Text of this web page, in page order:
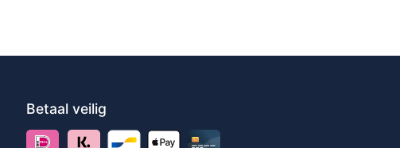
Betaal veilig